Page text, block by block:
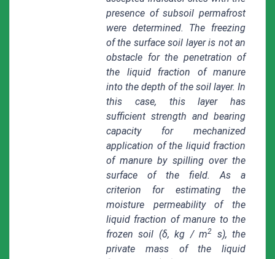
presence of subsoil permafrost
were determined. The freezing
of the surface soil layer is not an
obstacle for the penetration of
the liquid fraction of manure
into the depth of the soil layer. In
this case, this layer has
sufficient strength and bearing
capacity for mechanized
application of the liquid fraction
of manure by spilling over the
surface of the field. As a
criterion for estimating the
moisture permeability of the
liquid fraction of manure to the
frozen soil (δ, kg / m2
s), the
private mass of the liquid